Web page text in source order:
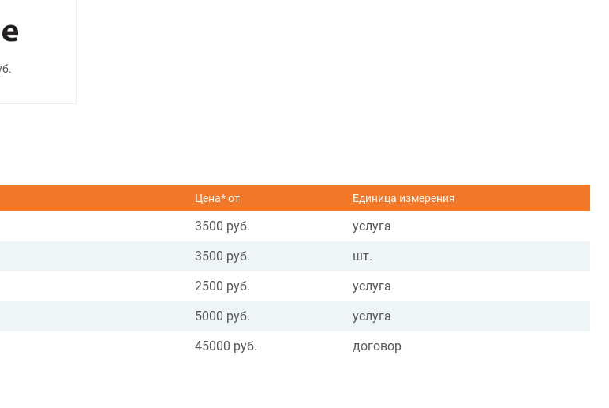
Цена* от Единица измерения
3500 руб.
услуга
3500 руб.
шт.
2500 руб.
услуга
5000 руб.
услуга
45000 руб. договор